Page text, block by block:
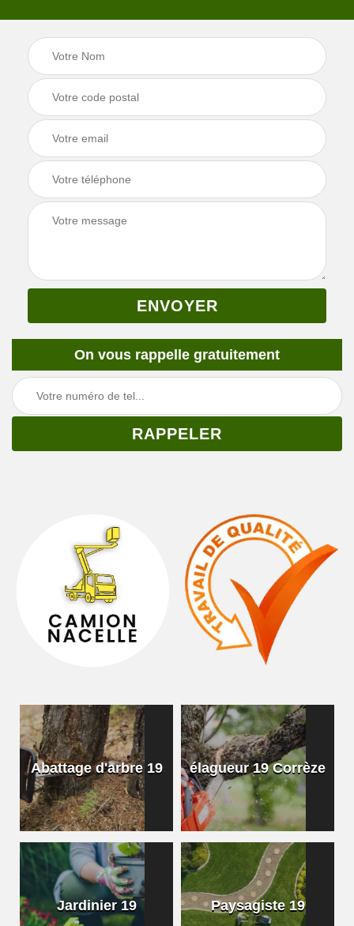
On vous rappelle gratuitement
Abattage d'arbre 19 élagueur 19 Corrèze
Jardinier 19 Paysagiste 19